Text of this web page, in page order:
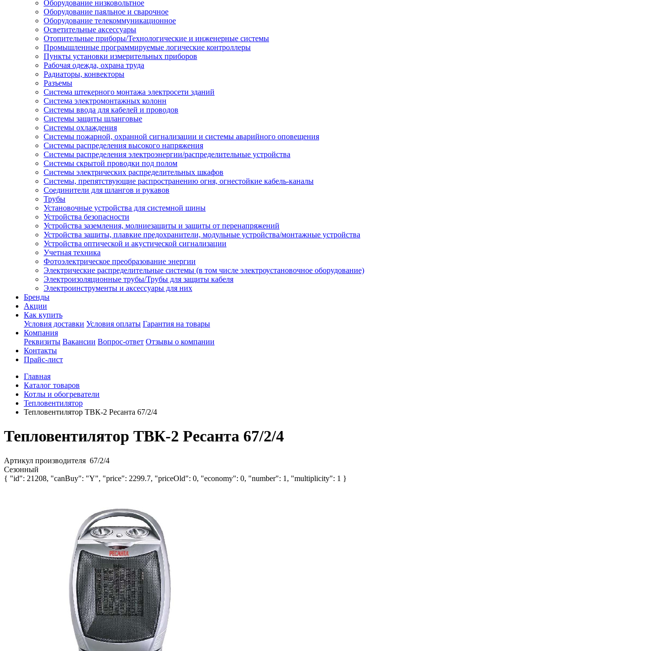
Оборудование низковольтное
Оборудование паяльное и сварочное
Оборудование телекоммуникационное
Осветительные аксессуары
Отопительные приборы/Технологические и инженерные системы
Промышленные программируемые логические контроллеры
Пункты установки измерительных приборов
Рабочая одежда, охрана труда
Радиаторы, конвекторы
Разъемы
Система штекерного монтажа электросети зданий
Система электромонтажных колонн
Системы ввода для кабелей и проводов
Системы защиты шланговые
Системы охлаждения
Системы пожарной, охранной сигнализации и системы аварийного оповещения
Системы распределения высокого напряжения
Системы распределения электроэнергии/распределительные устройства
Системы скрытой проводки под полом
Системы электрических распределительных шкафов
Системы, препятствующие распространению огня, огнестойкие кабель-каналы
Соединители для шлангов и рукавов
Трубы
Установочные устройства для системной шины
Устройства безопасности
Устройства заземления, молниезащиты и защиты от перенапряжений
Устройства защиты, плавкие предохранители, модульные устройства/монтажные устройства
Устройства оптической и акустической сигнализации
Учетная техника
Фотоэлектрическое преобразование энергии
Электрические распределительные системы (в том числе электроустановочное оборудование)
Электроизоляционные трубы/Трубы для защиты кабеля
Электроинструменты и аксессуары для них
Бренды
Акции
Как купить
Условия доставки Условия оплаты Гарантия на товары
Компания
Реквизиты Вакансии Вопрос-ответ Отзывы о компании
Контакты
Прайс-лист
Главная
Каталог товаров
Котлы и обогреватели
Тепловентилятор
Тепловентилятор ТВК-2 Ресанта 67/2/4
Тепловентилятор ТВК-2 Ресанта 67/2/4
Артикул производителя 67/2/4
Сезонный
{ "id": 21208, "canBuy": "Y", "price": 2299.7, "priceOld": 0, "economy": 0, "number": 1, "multiplicity": 1 }